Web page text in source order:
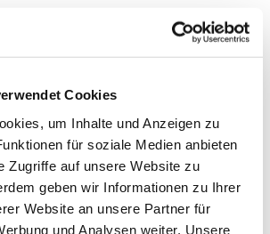
Cookies
um Inhalte und Anzeigen zu
für soziale Medien anbieten
Zugriffe auf unsere Website zu
geben wir Informationen zu Ihrer
Website an unsere Partner für
und Analysen weiter. Unsere
im Gemeindehaus in der Paulsborner
2019 ist die betroffene Wohnung
gekommen. Durch die
wartet auf das Gutachten über
schönen Dingen unseres Amtes als
Rüste, die immer Anfang